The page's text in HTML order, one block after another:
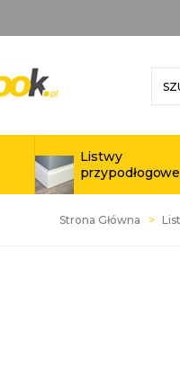
Listwy
przypodłogowe
Strona Główna